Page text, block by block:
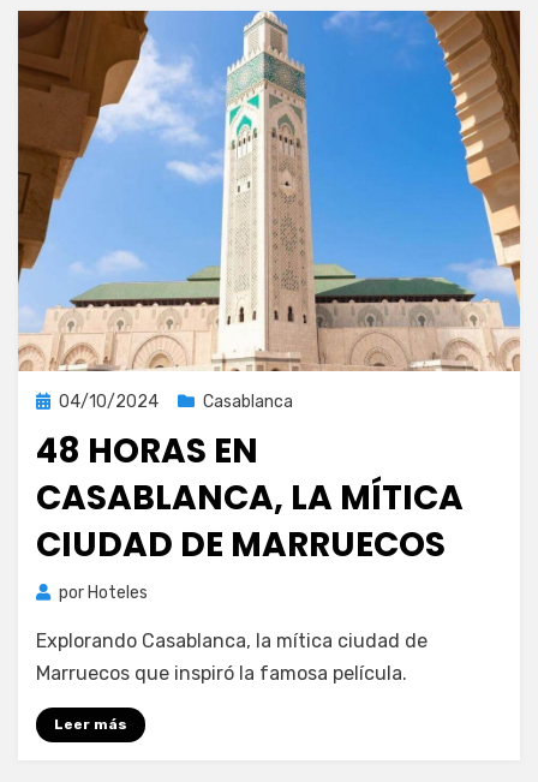
Publicada
04/10/2024 Casablanca
48 HORAS EN
CASABLANCA, LA MÍTICA
CIUDAD DE MARRUECOS
por Hoteles
Explorando Casablanca, la mítica ciudad de
Marruecos que inspiró la famosa película.
Leer más